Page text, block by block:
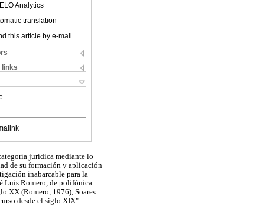
Analytics
translation
this article by e-mail
links
jurídica mediante lo
de su formación y aplicación
inabarcable para la
Luis Romero, de polifónica
XX (Romero, 1976), Soares
desde el siglo XIX".